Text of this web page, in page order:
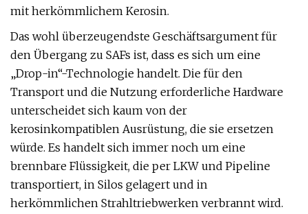
mit herkömmlichem Kerosin.
Das wohl überzeugendste Geschäftsargument für
den Übergang zu SAFs ist, dass es sich um eine
„Drop-in“-Technologie handelt. Die für den
Transport und die Nutzung erforderliche Hardware
unterscheidet sich kaum von der
kerosinkompatiblen Ausrüstung, die sie ersetzen
würde. Es handelt sich immer noch um eine
brennbare Flüssigkeit, die per LKW und Pipeline
transportiert, in Silos gelagert und in
herkömmlichen Strahltriebwerken verbrannt wird.